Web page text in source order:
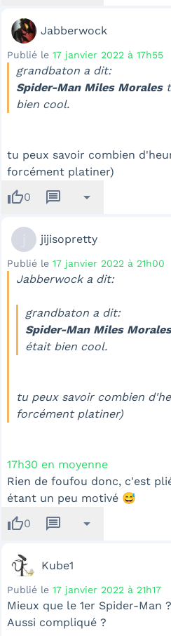
Jabberwock
Publié le 17 janvier 2022 à 17h55
grandbaton a dit:
Spider-Man Miles Morales
bien cool.
tu peux savoir combien
forcément platiner)
thumb_up0 message arrow_drop_down
jijisopretty
Publié le 17 janvier 2022 à 21h00
Jabberwock a dit:
grandbaton a dit:
Spider-Man Miles Morales
était bien cool.
tu peux savoir combien
forcément platiner)
17h30 en moyenne
Rien de foufou donc, c'est
étant un peu motivé 😅
thumb_up0 message arrow_drop_down
Kube1
Publié le 17 janvier 2022 à 21h17
Mieux que le 1er Spider-Man ?
Aussi compliqué ?